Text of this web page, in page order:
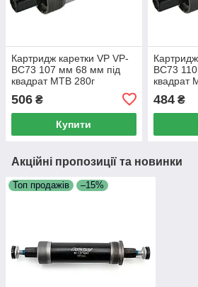
Картридж каретки VP VP-
BC73 107 мм 68 мм під
квадрат MTB 280г
506 ₴
Купити
BC73
квадрат
484₴
Акційні пропозиції та новинки
Топ продажів –15%